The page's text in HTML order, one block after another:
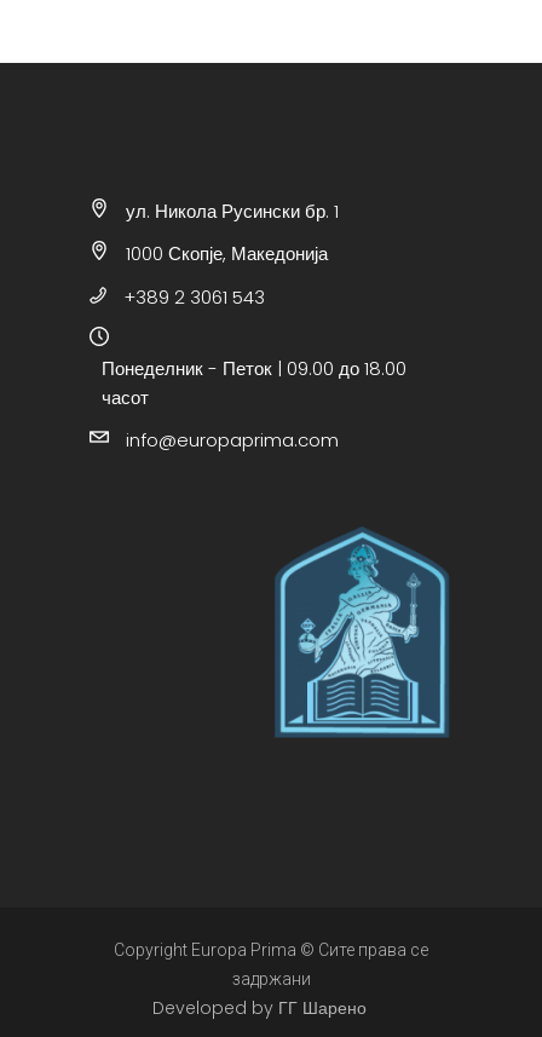
ул. Никола Русински бр. 1
1000 Скопје, Македонија
+389 2 3061 543
Понеделник - Петок | 09.00 до 18.00
часот
info@europaprima.com
Copyright Europa Prima © Сите права се
задржани
Developed by ГГ Шарено